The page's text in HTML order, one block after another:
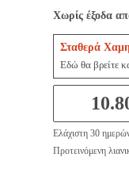
Χωρίς έξοδα
Σταθερά
Εδώ θα βρείτε
Ελάχιστη 30
Προτεινόμενη